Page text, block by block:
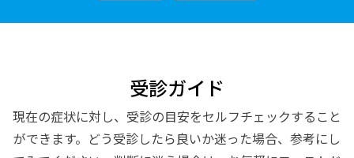
受診ガイド
現在の症状に対し、受診の目安をセルフチェックすること
ができます。どう受診したら良いか迷った場合、参考にし